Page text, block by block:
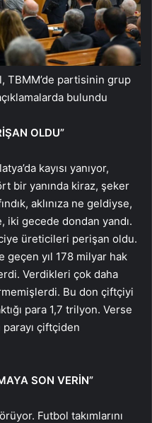
TBMM’de partisinin grup
bulundu
OLDU”
kayısı yanıyor,
bir yanında kiraz, şeker
aklınıza ne geldiyse,
gecede dondan yandı.
üreticileri perişan oldu.
yıl 178 milyar hak
Verdikleri çok daha
Bu don çiftçiyi
para 1,7 trilyon. Verse
çiftçiden
SON VERİN”
Futbol takımlarını